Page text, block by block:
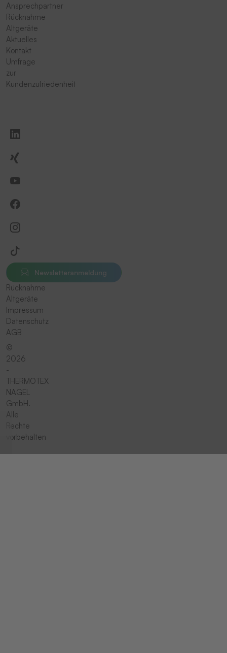
Ansprechpartner
Rücknahme
Altgeräte
Aktuelles
Kontakt
Umfrage
zur
Kundenzufriedenheit
Newsletteranmeldung
Rücknahme
Altgeräte
Impressum
Datenschutz
AGB
©
2026
-
THERMOTEX
NAGEL
GmbH.
Alle
Rechte
vorbehalten